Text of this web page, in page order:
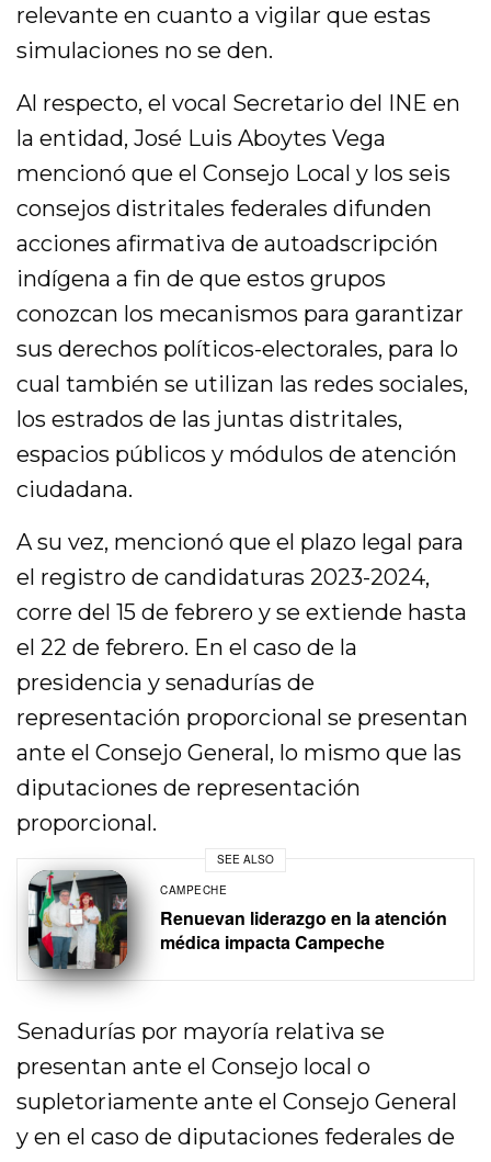
relevante en cuanto a vigilar que estas
simulaciones no se den.
Al respecto, el vocal Secretario del INE en
la entidad, José Luis Aboytes Vega
mencionó que el Consejo Local y los seis
consejos distritales federales difunden
acciones afirmativa de autoadscripción
indígena a fin de que estos grupos
conozcan los mecanismos para garantizar
sus derechos políticos-electorales, para lo
cual también se utilizan las redes sociales,
los estrados de las juntas distritales,
espacios públicos y módulos de atención
ciudadana.
A su vez, mencionó que el plazo legal para
el registro de candidaturas 2023-2024,
corre del 15 de febrero y se extiende hasta
el 22 de febrero. En el caso de la
presidencia y senadurías de
representación proporcional se presentan
ante el Consejo General, lo mismo que las
diputaciones de representación
proporcional.
SEE ALSO
CAMPECHE
Renuevan liderazgo en la atención
médica impacta Campeche
Senadurías por mayoría relativa se
presentan ante el Consejo local o
supletoriamente ante el Consejo General
y en el caso de diputaciones federales de